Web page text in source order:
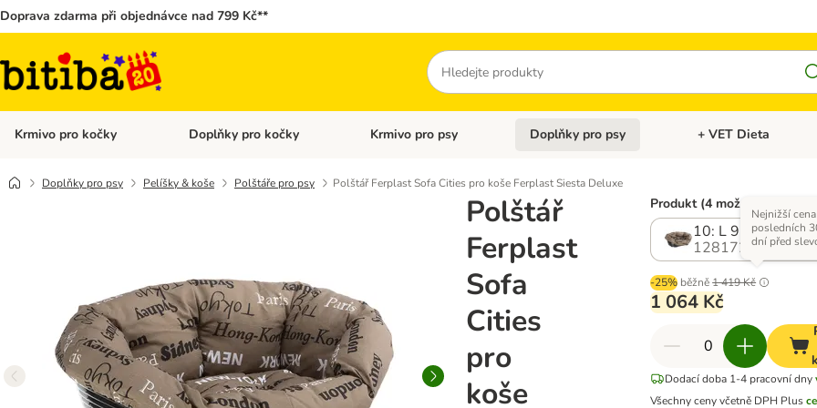
Doprava zdarma při objednávce nad 799 Kč**
Hledat
Krmivo pro kočky Otevřít menu: Krmivo pro kočky
Doplňky pro kočky Otevřít menu: Doplňky pro kočky
Krmivo pro psy Otevřít menu: Krmivo pro psy
Doplňky pro psy Otevřít menu: Doplňky
+ VET Dieta
Doplňky pro psy Pelíšky & koše Polštáře pro psy Polštář Ferplast Sofa Cities pro koše Ferplast Siesta Deluxe
Polštář
Ferplast
Sofa
Cities
pro
koše
Produkt (4 možností)
10: L 96 x B 71 x
1281723.3
-25% běžně1 419 Kč
Nejnižší
posledních
dní před
1 064 Kč
Dodací doba 1-4 pracovní dny
Všechny ceny včetně DPH Plus